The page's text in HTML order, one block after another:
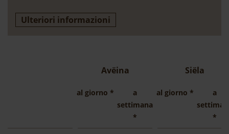
La fermata dello skibus e del sommerbus è situata
direttamente di fronte agli appartamenti.
Condizioni generali
Ulteriori informazioni
Avëina Siëla
al giorno *
a
settimana
*
al giorno *
a
*